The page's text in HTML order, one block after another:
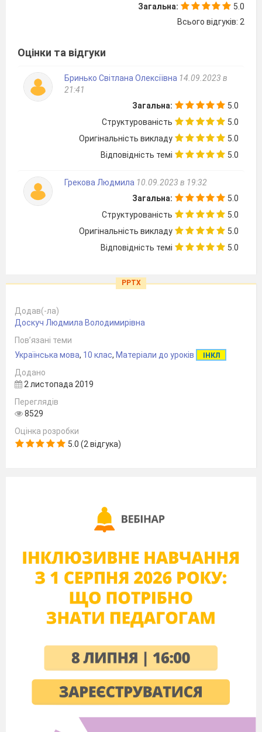
Загальна:
5.0
Всього відгуків: 2
Оцінки та відгуки
Бринько Світлана Олексіївна 14.09.2023 в
21:41
Загальна:
5.0
Структурованість
5.0
Оригінальність викладу
5.0
Відповідність темі
5.0
Грекова Людмила 10.09.2023 в 19:32
Загальна:
5.0
Структурованість
5.0
Оригінальність викладу
5.0
Відповідність темі
5.0
PPTX
Додав(-ла)
Доскуч Людмила Володимирівна
Пов’язані теми
Українська мова, 10 клас, Матеріали до уроків ІНКЛ
Додано
2 листопада 2019
Переглядів
8529
Оцінка розробки
5.0 (2 відгука)